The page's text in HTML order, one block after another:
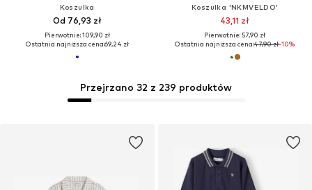
Koszulka
Od 76,93 zł
Pierwotnie: 109,90 zł
Ostatnia najniższa cena:69,24 zł
Koszulka 'NKMVELDO'
43,11 zł
Pierwotnie: 57,90 zł
Ostatnia najniższa cena:47,90 zł-10%
Przejrzano 32 z 239 produktów